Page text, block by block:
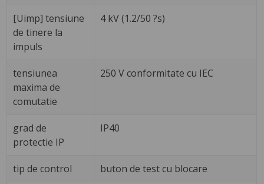
[Uimp] tensiune
de tinere la
impuls
4 kV (1.2/50 ?s)
tensiunea
maxima de
comutatie
250 V conformitate cu IEC
grad de
protectie IP
IP40
tip de control buton de test cu blocare